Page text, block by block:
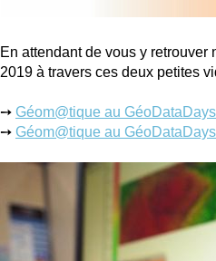
En attendant de vous y
2019 à travers ces deux petites
➙ Géom@tique au
➙ Géom@tique au